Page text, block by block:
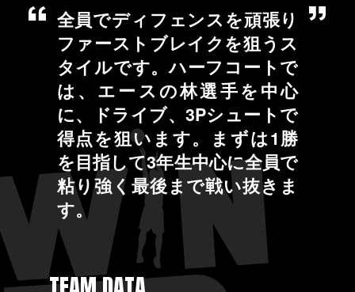
全員でディフェンスを頑張り
ファーストブレイクを狙うス
タイルです。ハーフコートで
は、エースの林選手を中心
に、ドライブ、3Pシュートで
得点を狙います。まずは1勝
を目指して3年生中心に全員で
粘り強く最後まで戦い抜きま
す。